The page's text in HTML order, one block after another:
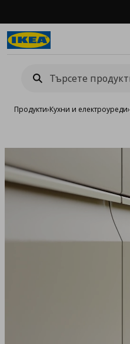
Продукти›Кухни и електроуреди›